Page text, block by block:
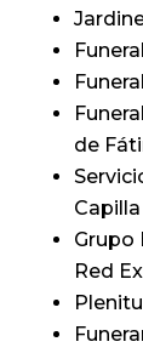
de
Capilla
Grupo
Red